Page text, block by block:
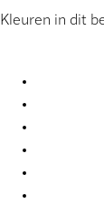
Kleuren in dit